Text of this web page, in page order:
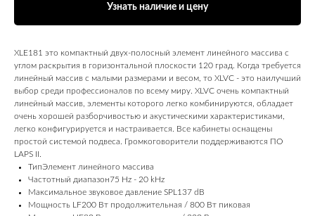
Узнать наличие и цену
XLЕ181 это компактный двух-полосный элемент линейного массива с
углом раскрытия в горизонтальной плоскости 120 град. Когда требуется
линейный массив с малыми размерами и весом, то XLVC - это наилучший
выбор среди профессионалов по всему миру. XLVC очень компактный
линейный массив, элементы которого легко комбинируются, обладает
очень хорошей разборчивостью и акустическими характеристиками,
легко конфигурируется и настраивается. Все кабинеты оснащены
простой системой подвеса. Громкоговорители поддерживаются ПО
LAPS II.
ТипЭлемент линейного массива
Частотный диапазон75 Hz - 20 kHz
Максимальное звуковое давление SPL137 dB
Мощность LF200 Вт продолжительная / 800 Вт пиковая